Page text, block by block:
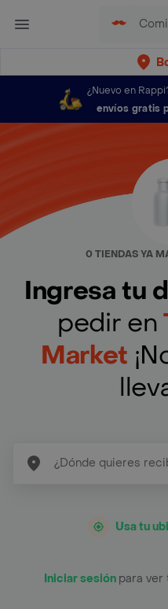
¿Nuevo en
envíos gratis
0 TIENDAS YA
Ingresa tu
pedir en
Market
Usa tu
Iniciar sesión para